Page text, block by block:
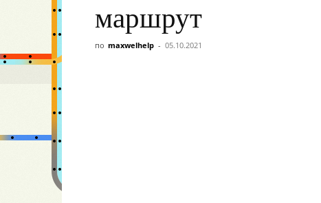
маршрут
по maxwelhelp - 05.10.2021